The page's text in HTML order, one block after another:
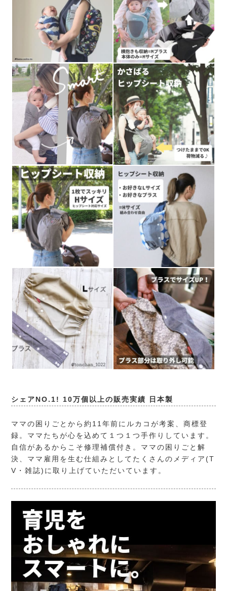
シェアNO.1! 10万個以上の販売実績 日本製
ママの困りごとから約11年前にルカコが考案、商標登
録。ママたちが心を込めて１つ１つ手作りしています。
自信があるからこそ修理補償付き。ママの困りごと解
決、ママ雇用を生む仕組みとしてたくさんのメディア(T
V・雑誌)に取り上げていただいています。